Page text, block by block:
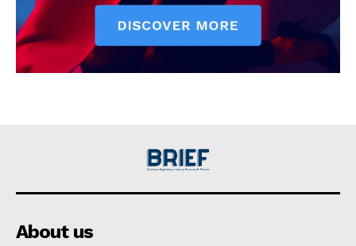
About us